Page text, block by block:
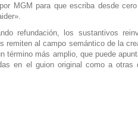
MGM para que escriba desde
refundación, los sustantivos
remiten al campo semántico de la
término más amplio, que puede
en el guion original como a otras